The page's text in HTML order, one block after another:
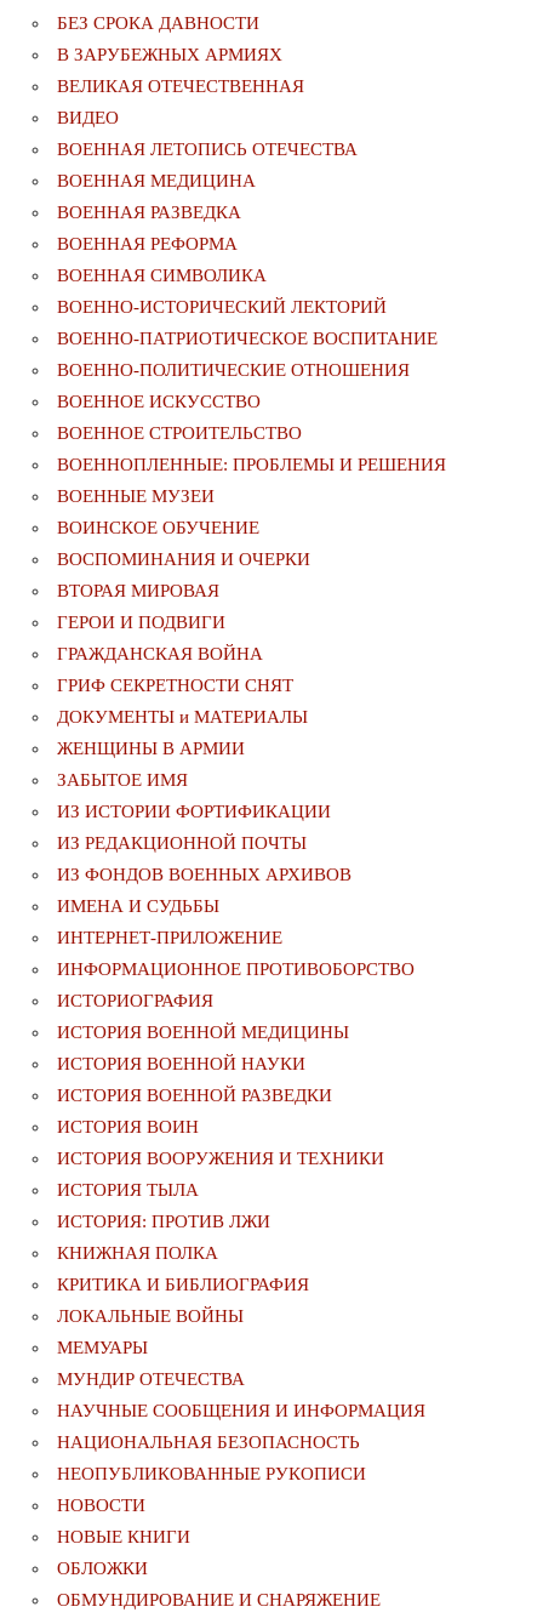
БЕЗ СРОКА ДАВНОСТИ
В ЗАРУБЕЖНЫХ АРМИЯХ
ВЕЛИКАЯ ОТЕЧЕСТВЕННАЯ
ВИДЕО
ВОЕННАЯ ЛЕТОПИСЬ ОТЕЧЕСТВА
ВОЕННАЯ МЕДИЦИНА
ВОЕННАЯ РАЗВЕДКА
ВОЕННАЯ РЕФОРМА
ВОЕННАЯ СИМВОЛИКА
ВОЕННО-ИСТОРИЧЕСКИЙ ЛЕКТОРИЙ
ВОЕННО-ПАТРИОТИЧЕСКОЕ ВОСПИТАНИЕ
ВОЕННО-ПОЛИТИЧЕСКИE ОТНОШЕНИЯ
ВОЕННОЕ ИСКУССТВО
ВОЕННОЕ СТРОИТЕЛЬСТВО
ВОЕННОПЛЕННЫЕ: ПРОБЛЕМЫ И РЕШЕНИЯ
ВОЕННЫЕ МУЗЕИ
ВОИНСКОЕ ОБУЧЕНИЕ
ВОСПОМИНАНИЯ И ОЧЕРКИ
ВТОРАЯ МИРОВАЯ
ГЕРОИ И ПОДВИГИ
ГРАЖДАНСКАЯ ВОЙНА
ГРИФ СЕКРЕТНОСТИ СНЯТ
ДОКУМЕНТЫ и МАТЕРИАЛЫ
ЖЕНЩИНЫ В АРМИИ
ЗАБЫТОЕ ИМЯ
ИЗ ИСТОРИИ ФОРТИФИКАЦИИ
ИЗ РЕДАКЦИОННОЙ ПОЧТЫ
ИЗ ФОНДОВ ВОЕННЫХ АРХИВОВ
ИМЕНА И СУДЬБЫ
ИНТЕРНЕТ-ПРИЛОЖЕНИЕ
ИНФОРМАЦИОННОЕ ПРОТИВОБОРСТВО
ИСТОРИОГРАФИЯ
ИСТОРИЯ ВОЕННОЙ МЕДИЦИНЫ
ИСТОРИЯ ВОЕННОЙ НАУКИ
ИСТОРИЯ ВОЕННОЙ РАЗВЕДКИ
ИСТОРИЯ ВОИН
ИСТОРИЯ ВООРУЖЕНИЯ И ТЕХНИКИ
ИСТОРИЯ ТЫЛА
ИСТОРИЯ: ПРОТИВ ЛЖИ
КНИЖНАЯ ПОЛКА
КРИТИКА И БИБЛИОГРАФИЯ
ЛОКАЛЬНЫЕ ВОЙНЫ
МЕМУАРЫ
МУНДИР ОТЕЧЕСТВА
НАУЧНЫЕ СООБЩЕНИЯ И ИНФОРМАЦИЯ
НАЦИОНАЛЬНАЯ БЕЗОПАСНОСТЬ
НЕОПУБЛИКОВАННЫЕ РУКОПИСИ
НОВОСТИ
НОВЫЕ КНИГИ
ОБЛОЖКИ
ОБМУНДИРОВАНИЕ И СНАРЯЖЕНИЕ